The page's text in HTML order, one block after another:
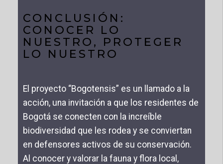
CONCLUSIÓN:
CONOCER LO
NUESTRO, PROTEGER
LO NUESTRO
El proyecto “Bogotensis” es un llamado a la
acción, una invitación a que los residentes de
Bogotá se conecten con la increíble
biodiversidad que les rodea y se conviertan
en defensores activos de su conservación.
Al conocer y valorar la fauna y flora local,